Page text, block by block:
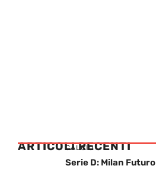
ARTICOLI RECENTI
CALCIO
Serie D: Milan Futuro